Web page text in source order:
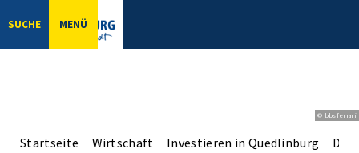
SUCHE MENÜ
© bbsferrari
Startseite Wirtschaft Investieren in Quedlinburg Der